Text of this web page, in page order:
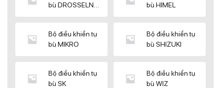
bù DROSSELN
bù HIMEL
Bộ điều khiển tụ
bù MIKRO
Bộ điều khiển tụ
bù SHIZUKI
Bộ điều khiển tụ
bù SK
Bộ điều khiển tụ
bù WIZ